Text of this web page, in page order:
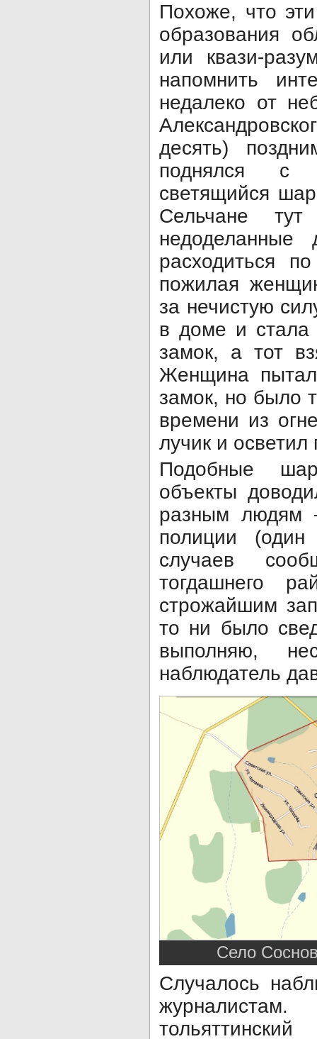
Похоже, что
образования
или квази-
напомнить
недалеко от
десять)
поднялся с
светящийся
Сельчане
расходиться
пожилая
за нечистую
в доме и стала
замок, а тот
Женщина
замок, но было
времени из
лучик и
Подобные
объекты
разным людям
полиции
случаев
тогдашнего
строжайшим
то ни было
выполняю,
наблюдатель
Село
Случалось
журналистам.